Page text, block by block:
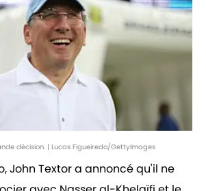
décision. | Lucas Figueiredo/GettyImages
John Textor a annoncé qu'il ne